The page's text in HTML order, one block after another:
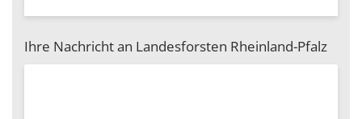
Ihre Nachricht an Landesforsten Rheinland-Pfalz